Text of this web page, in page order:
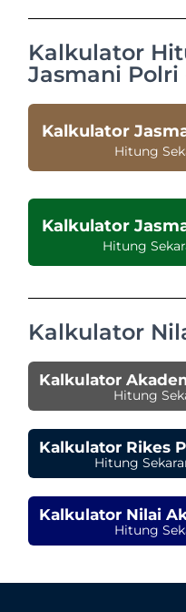
Kalkulator
Jasmani Polri
Kalkulator
Hitung
Kalkulator
Hitung
Kalkulator
Kalkulator
Hitung
Kalkulator Rikes
Hitung
Kalkulator Nilai
Hitung